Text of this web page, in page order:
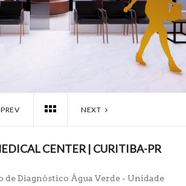
PREV NEXT
CENTER | CURITIBA-PR
de Diagnóstico Água Verde - Unidade